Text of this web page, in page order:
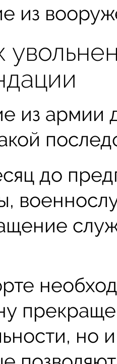
из
из армии
до
но